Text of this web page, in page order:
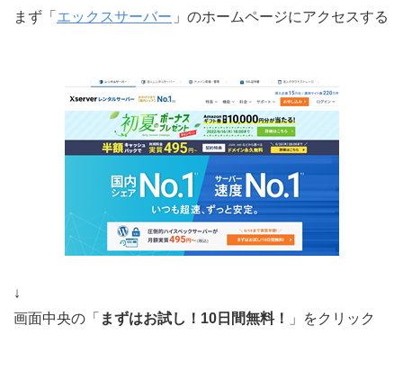
まず「 エックスサーバー 」のホームページにアクセスする
↓
画面中央の「 まずはお試し！10日間無料！ 」をクリック